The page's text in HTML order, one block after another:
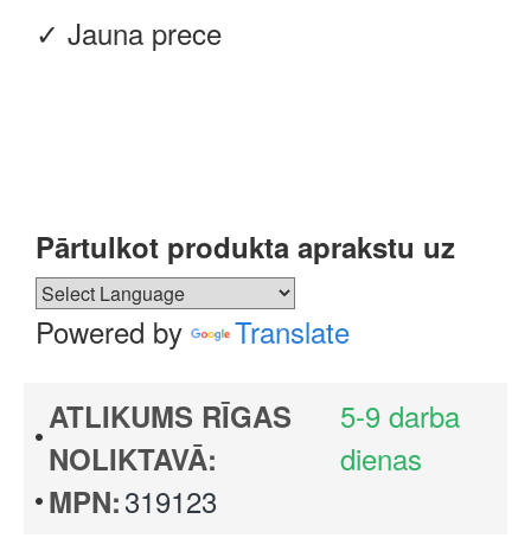
✓ Jauna prece
Pārtulkot produkta aprakstu uz
Powered by Translate
ATLIKUMS RĪGAS
NOLIKTAVĀ:
5-9 darba
dienas
MPN:319123